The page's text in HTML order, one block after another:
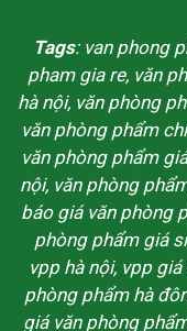
Tags: van phong
pham gia re, văn
hà nội, văn phòng
văn phòng phẩm
văn phòng phẩm
nội, văn phòng
báo giá văn phòng
phòng phẩm giá
vpp hà nội, vpp
phòng phẩm hà
giá văn phòng